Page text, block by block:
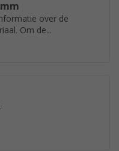
over de
Om de...